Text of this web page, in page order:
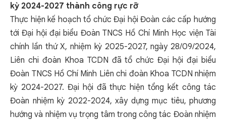
kỳ 2024-2027 thành công rực rỡ
Thực hiện kế hoạch tổ chức Đại hội Đoàn các cấp hướng
tới Đại hội đại biểu Đoàn TNCS Hồ Chí Minh Học viện Tài
chính lần thứ X, nhiệm kỳ 2025-2027, ngày 28/09/2024,
Liên chi đoàn Khoa TCDN đã tổ chức Đại hội đại biểu
Đoàn TNCS Hồ Chí Minh Liên chi đoàn Khoa TCDN nhiệm
kỳ 2024-2027. Đại hội đã thực hiện tổng kết công tác
Đoàn nhiệm kỳ 2022-2024, xây dựng mục tiêu, phương
hướng và nhiệm vụ trọng tâm trong công tác Đoàn nhiệm